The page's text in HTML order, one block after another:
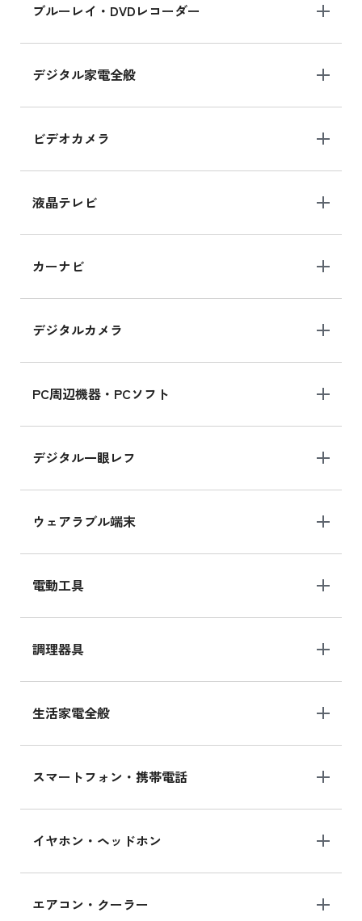
ブルーレイ・DVDレコーダー
デジタル家電全般
ビデオカメラ
液晶テレビ
カーナビ
デジタルカメラ
PC周辺機器・PCソフト
デジタル一眼レフ
ウェアラブル端末
電動工具
調理器具
生活家電全般
スマートフォン・携帯電話
イヤホン・ヘッドホン
エアコン・クーラー
iPhone 16 の新品買取価格
iPad Air 11インチ シリーズ
iPad Air 11インチ の新品買取価格
iPhone 15 128GB シリーズ
iPhone 15 128GB の新品買取価格
MK2K3J/Aの新品買取価格はこちら